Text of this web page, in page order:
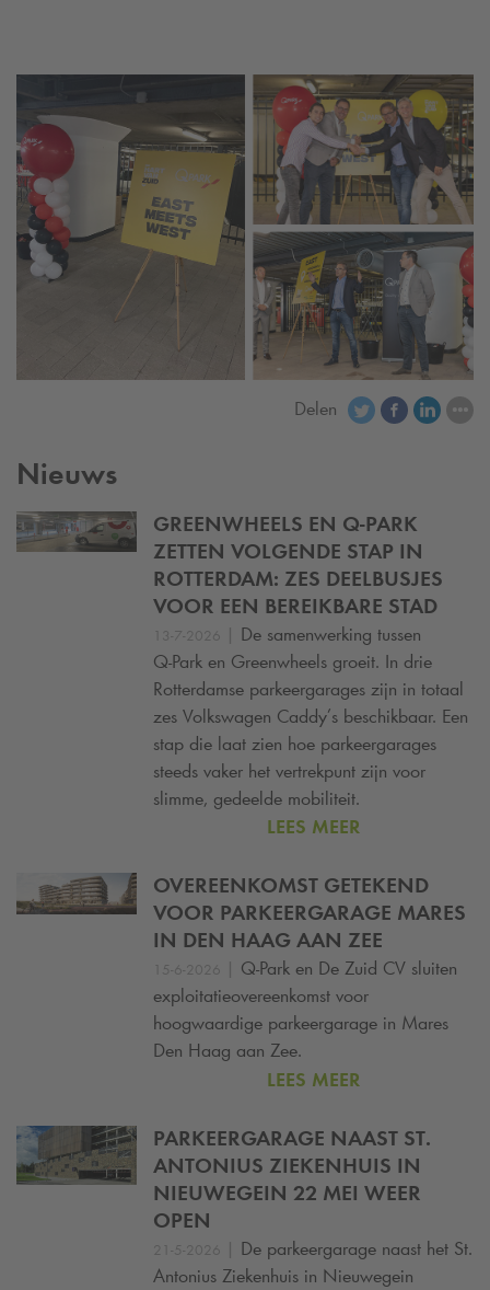
Delen
Nieuws
GREENWHEELS EN Q-PARK
ZETTEN VOLGENDE STAP IN
ROTTERDAM: ZES DEELBUSJES
VOOR EEN BEREIKBARE STAD
13-7-2026 | De samenwerking tussen
Q-Park en Greenwheels groeit. In drie
Rotterdamse parkeergarages zijn in totaal
zes Volkswagen Caddy’s beschikbaar. Een
stap die laat zien hoe parkeergarages
steeds vaker het vertrekpunt zijn voor
slimme, gedeelde mobiliteit.
LEES MEER
OVEREENKOMST GETEKEND
VOOR PARKEERGARAGE MARES
IN DEN HAAG AAN ZEE
15-6-2026 | Q-Park en De Zuid CV sluiten
exploitatieovereenkomst voor
hoogwaardige parkeergarage in Mares
Den Haag aan Zee.
LEES MEER
PARKEERGARAGE NAAST ST.
ANTONIUS ZIEKENHUIS IN
NIEUWEGEIN 22 MEI WEER
OPEN
21-5-2026 | De parkeergarage naast het St.
Antonius Ziekenhuis in Nieuwegein